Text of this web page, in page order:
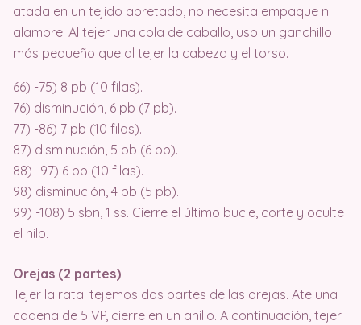
atada en un tejido apretado, no necesita empaque ni
alambre. Al tejer una cola de caballo, uso un ganchillo
más pequeño que al tejer la cabeza y el torso.
66) -75) 8 pb (10 filas).
76) disminución, 6 pb (7 pb).
77) -86) 7 pb (10 filas).
87) disminución, 5 pb (6 pb).
88) -97) 6 pb (10 filas).
98) disminución, 4 pb (5 pb).
99) -108) 5 sbn, 1 ss. Cierre el último bucle, corte y oculte
el hilo.
Orejas (2 partes)
Tejer la rata: tejemos dos partes de las orejas. Ate una
cadena de 5 VP, cierre en un anillo. A continuación, tejer